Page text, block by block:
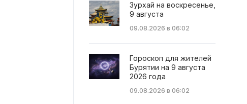
Зурхай на воскресенье,
9 августа
09.08.2026 в 06:02
Гороскоп для жителей
Бурятии на 9 августа
2026 года
09.08.2026 в 06:02